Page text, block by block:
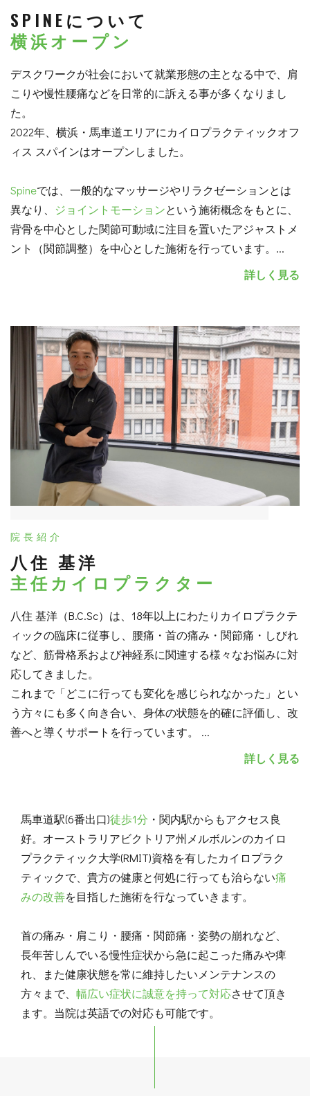
SPINEについて
横浜オープン
デスクワークが社会において就業形態の主となる中で、肩
こりや慢性腰痛などを日常的に訴える事が多くなりまし
た。
2022年、横浜・馬車道エリアにカイロプラクティックオフ
ィス スパインはオープンしました。
Spineでは、一般的なマッサージやリラクゼーションとは
異なり、 ジョイントモーションという施術概念をもとに、
背骨を中心とした関節可動域に注目を置いたアジャストメ
ント（関節調整）を中心とした施術を行っています。 ...
詳しく見る
院長紹介
八住 基洋
主任カイロプラクター
八住 基洋（B.C.Sc）は、18年以上にわたりカイロプラクテ
ィックの臨床に従事し、腰痛・首の痛み・関節痛・しびれ
など、筋骨格系および神経系に関連する様々なお悩みに対
応してきました。
これまで「どこに行っても変化を感じられなかった」とい
う方々にも多く向き合い、身体の状態を的確に評価し、改
善へと導くサポートを行っています。 ...
詳しく見る
馬車道駅(6番出口)徒歩1分 ・関内駅からもアクセス良
好。オーストラリアビクトリア州メルボルンのカイロ
プラクティック大学(RMIT)資格を有したカイロプラク
ティックで、貴方の健康と何処に行っても治らない痛
みの改善を目指した施術を行なっていきます。
首の痛み・肩こり・腰痛・関節痛・姿勢の崩れなど、
長年苦しんでいる慢性症状から急に起こった痛みや痺
れ、また健康状態を常に維持したいメンテナンスの
方々まで、 幅広い症状に誠意を持って対応させて頂き
ます。当院は英語での対応も可能です。